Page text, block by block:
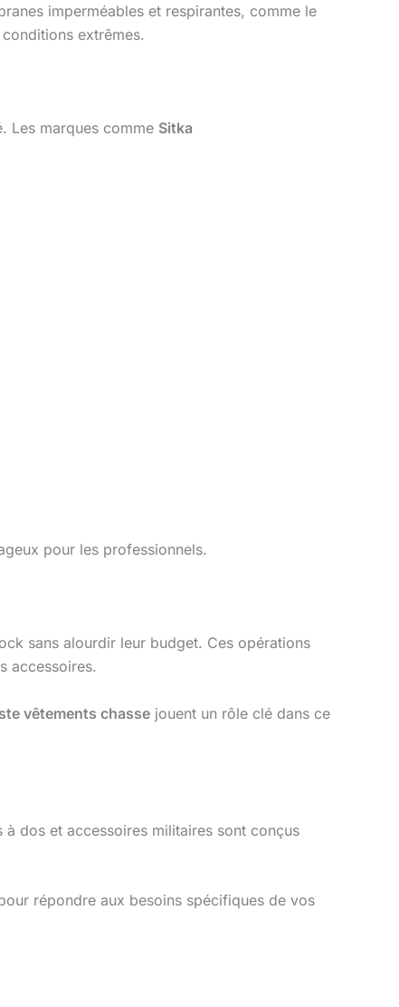
imperméables et respirantes, comme le
extrêmes.
Les marques comme Sitka
pour les professionnels.
sans alourdir leur budget. Ces opérations
accessoires.
vêtements chasse jouent un rôle clé dans ce
dos et accessoires militaires sont conçus
répondre aux besoins spécifiques de vos